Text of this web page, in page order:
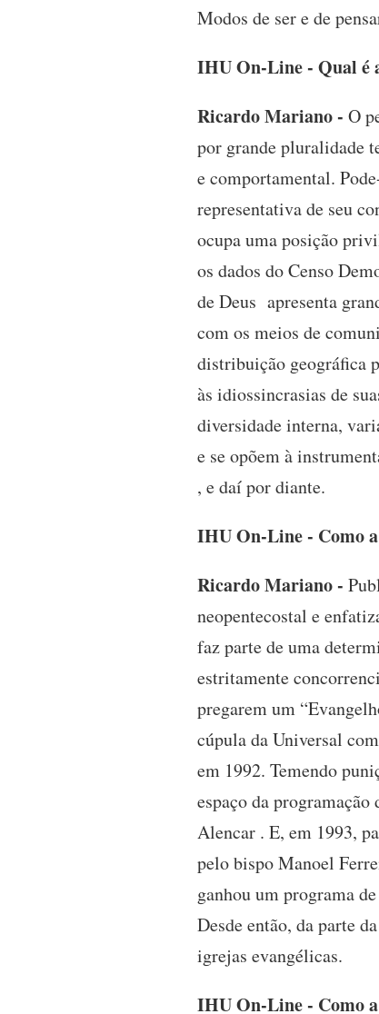
Modos de ser e de
IHU On-Line - Qual é
Ricardo Mariano - O
por grande pluralidade
e comportamental.
representativa de seu
ocupa uma posição
os dados do Censo
de Deus apresenta
com os meios de
distribuição geográfica
às idiossincrasias de
diversidade interna,
e se opõem à
, e daí por diante.
IHU On-Line - Como
Ricardo Mariano -
neopentecostal e
faz parte de uma
estritamente
pregarem um
cúpula da Universal
em 1992. Temendo
espaço da
Alencar . E, em 1993,
pelo bispo Manoel
ganhou um programa
Desde então, da parte
igrejas evangélicas.
IHU On-Line - Como